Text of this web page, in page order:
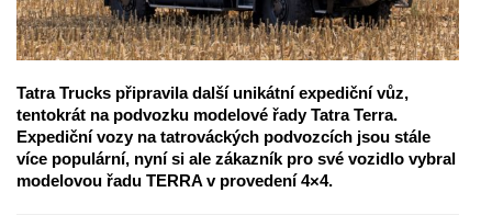
Tatra Trucks připravila další unikátní expediční vůz,
tentokrát na podvozku modelové řady Tatra Terra.
Expediční vozy na tatrováckých podvozcích jsou stále
více populární, nyní si ale zákazník pro své vozidlo vybral
modelovou řadu TERRA v provedení 4×4.